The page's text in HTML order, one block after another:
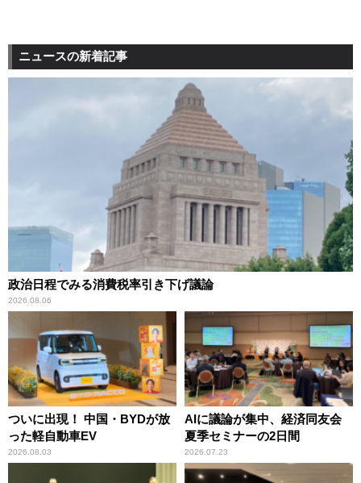
ニュースの新着記事
政治日程でみる消費税率引き下げ議論
2026.08.06
ついに出現！ 中国・BYDが放
った軽自動車EV
2026.08.03
AIに議論が集中、経済同友会
夏季セミナーの2日間
2026.07.23